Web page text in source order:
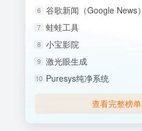
6 谷歌新闻（Google News）
7 蛙蛙工具
8 小宝影院
9 激光眼生成
10 Puresys纯净系统
查看完整榜单